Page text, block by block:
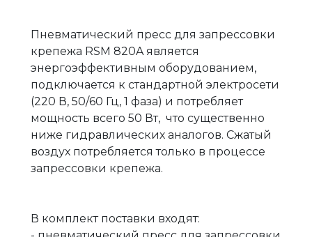
Пневматический пресс для запрессовки
крепежа RSM 820A является
энергоэффективным оборудованием,
подключается к стандартной электросети
(220 В, 50/60 Гц, 1 фаза) и потребляет
мощность всего 50 Вт, что существенно
ниже гидравлических аналогов. Сжатый
воздух потребляется только в процессе
запрессовки крепежа.
В комплект поставки входят: